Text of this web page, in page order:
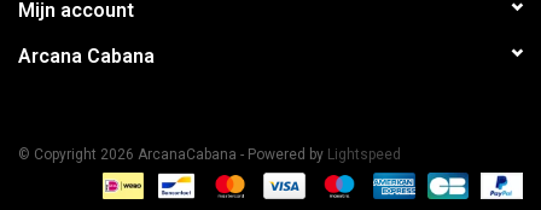
Mijn account
Arcana Cabana
© Copyright 2026 ArcanaCabana - Powered by Lightspeed